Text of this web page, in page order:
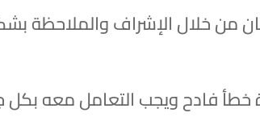
من خلال الإشراف
خطأ فادح ويجب التعامل معه